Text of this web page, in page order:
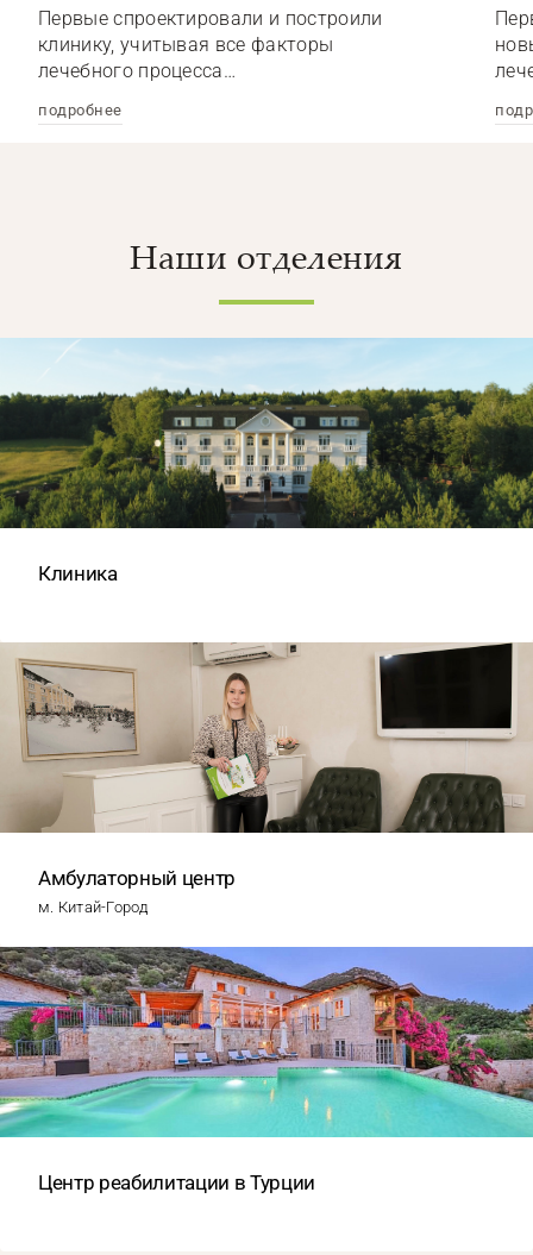
Первые спроектировали и построили
клинику, учитывая все факторы
лечебного процесса…
подробнее
Наши отделения
Клиника
Амбулаторный центр
м. Китай-Город
Центр реабилитации в Турции